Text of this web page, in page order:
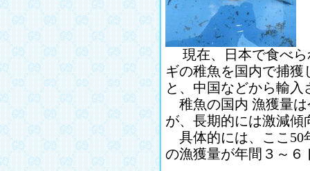
現在、日本で食べら
ギの稚魚を国内で捕
と、中国などから輸
稚魚の国内 漁獲量は
が、長期的には激減傾
具体的には、ここ50
の漁獲量が年間３～６